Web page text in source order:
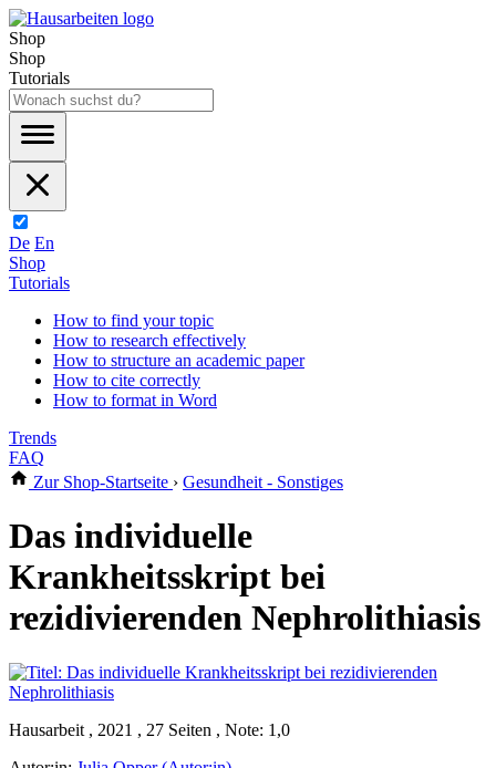
Shop
Shop
Tutorials
De En
Shop
Tutorials
How to find your topic
How to research effectively
How to structure an academic paper
How to cite correctly
How to format in Word
Trends
FAQ
Zur Shop-Startseite › Gesundheit - Sonstiges
Das individuelle
Krankheitsskript bei
rezidivierenden Nephrolithiasis
Hausarbeit , 2021 , 27 Seiten , Note: 1,0